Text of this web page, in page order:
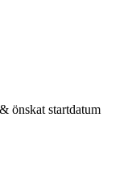
önskat startdatum